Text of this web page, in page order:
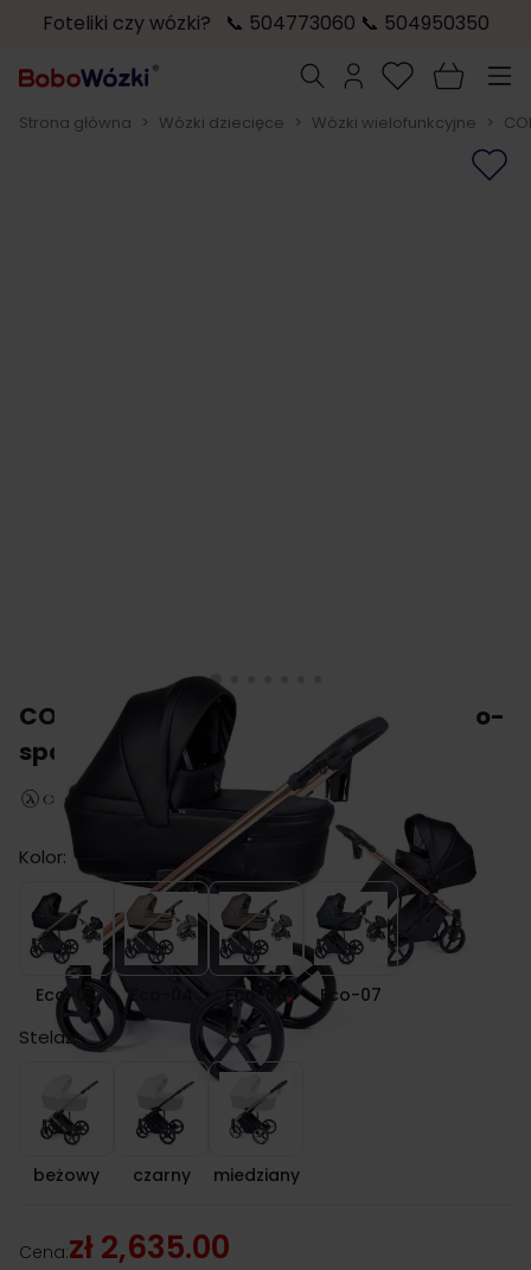
Foteliki czy wózki? 📞 504773060 📞 504950350
Szukaj
Strona główna > Wózki dziecięce > Wózki wielofunkcyjne >
COLETTO FADO ECO wózek 2w1 głęboko-
spacerowy
Kolor:
Eco-02
Eco-02
Eco-04
Eco-04
Eco-06
Eco-06
Eco-07
Eco-07
Stelaż:
beżowy
beżowy
czarny
czarny
miedziany
miedziany
Cena:zł 2,635.00